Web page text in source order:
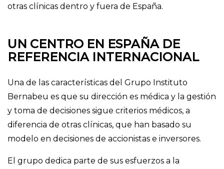
otras clínicas dentro y fuera de España.
UN CENTRO EN ESPAÑA DE
REFERENCIA INTERNACIONAL
Una de las características del Grupo Instituto
Bernabeu es que su dirección es médica y la gestión
y toma de decisiones sigue criterios médicos, a
diferencia de otras clínicas, que han basado su
modelo en decisiones de accionistas e inversores.
El grupo dedica parte de sus esfuerzos a la